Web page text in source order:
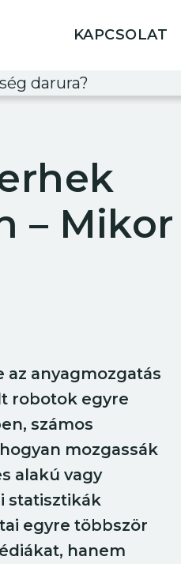
KAPCSOLAT
– Mikor
anyagmozgatás
robotok egyre
számos
mozgassák
alakú vagy
statisztikák
egyre többször
hanem